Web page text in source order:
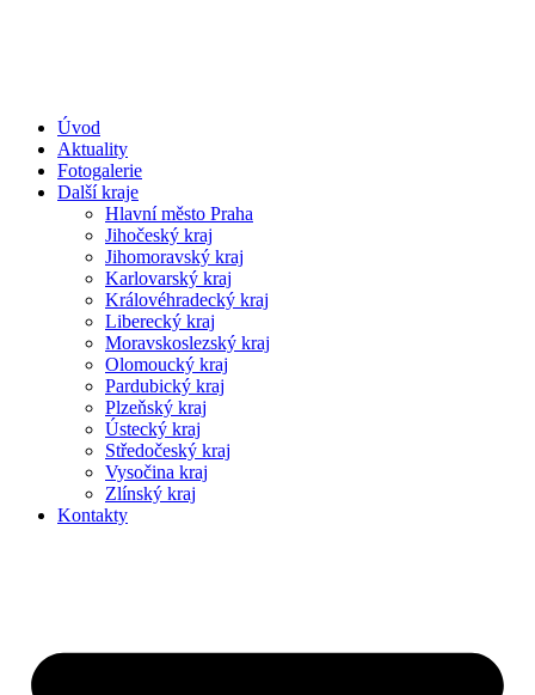
Úvod
Aktuality
Fotogalerie
Další kraje
Hlavní město Praha
Jihočeský kraj
Jihomoravský kraj
Karlovarský kraj
Královéhradecký kraj
Liberecký kraj
Moravskoslezský kraj
Olomoucký kraj
Pardubický kraj
Plzeňský kraj
Ústecký kraj
Středočeský kraj
Vysočina kraj
Zlínský kraj
Kontakty